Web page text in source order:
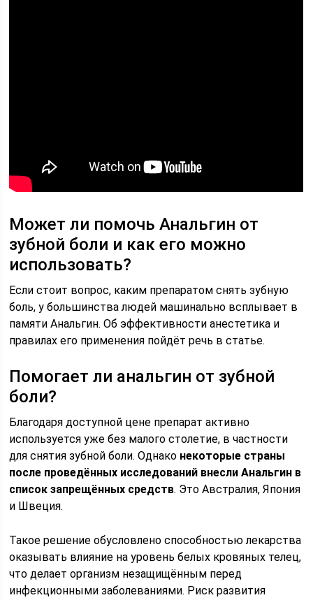
Может ли помочь Анальгин от
зубной боли и как его можно
использовать?
Если стоит вопрос, каким препаратом снять зубную
боль, у большинства людей машинально всплывает в
памяти Анальгин. Об эффективности анестетика и
правилах его применения пойдёт речь в статье.
Помогает ли анальгин от зубной
боли?
Благодаря доступной цене препарат активно
используется уже без малого столетие, в частности
для снятия зубной боли. Однако некоторые страны
после проведённых исследований внесли Анальгин в
список запрещённых средств. Это Австралия, Япония
и Швеция.
Такое решение обусловлено способностью лекарства
оказывать влияние на уровень белых кровяных телец,
что делает организм незащищённым перед
инфекционными заболеваниями. Риск развития